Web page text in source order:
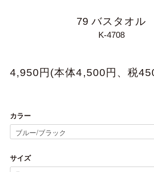
79 バスタオル
K-4708
4,950円(本体4,500円、税
カラー
サイズ